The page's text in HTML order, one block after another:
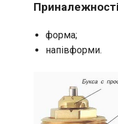
форма;
напівформи.